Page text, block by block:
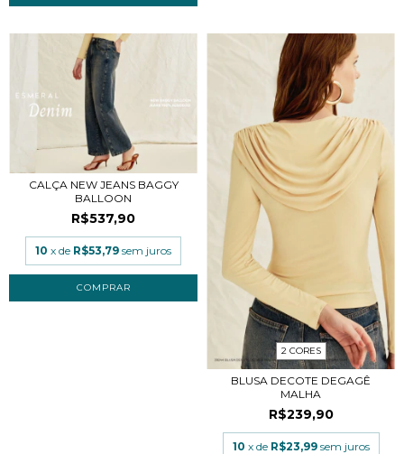
CALÇA NEW JEANS BAGGY
BALLOON
R$537,90
10 x de R$53,79 sem juros
COMPRAR
2 CORES
BLUSA DECOTE DEGAGÊ
MALHA
R$239,90
10 x de R$23,99 sem juros